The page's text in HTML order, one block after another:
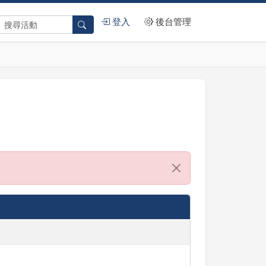
登入 後台管理